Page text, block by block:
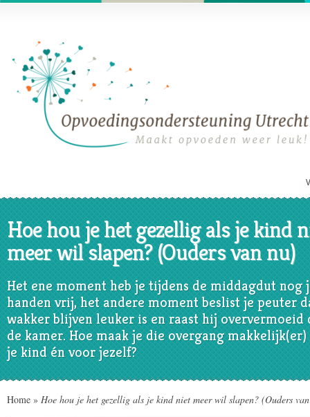
Hoe hou je het gezellig als je kind
meer wil slapen? (Ouders van nu)
Het ene moment heb je tijdens de middagdut nog
handen vrij, het andere moment beslist je peuter
wakker blijven leuker is en raast hij oververmoeid
de kamer. Hoe maak je die overgang
je kind én voor jezelf?
Home » Hoe hou je het gezellig als je kind niet meer wil slapen? (Ouders